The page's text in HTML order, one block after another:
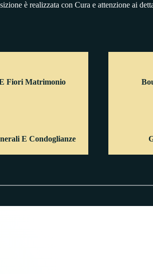
è realizzata con Cura e attenzione ai
Fiori Matrimonio
E Condoglianze